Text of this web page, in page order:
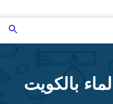
بالكويت